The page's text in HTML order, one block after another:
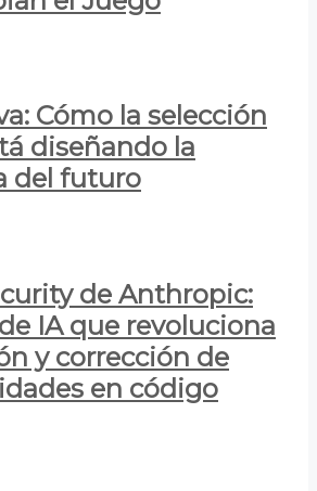
Cómo la selección
diseñando la
del futuro
de Anthropic:
IA que revoluciona
y corrección de
en código